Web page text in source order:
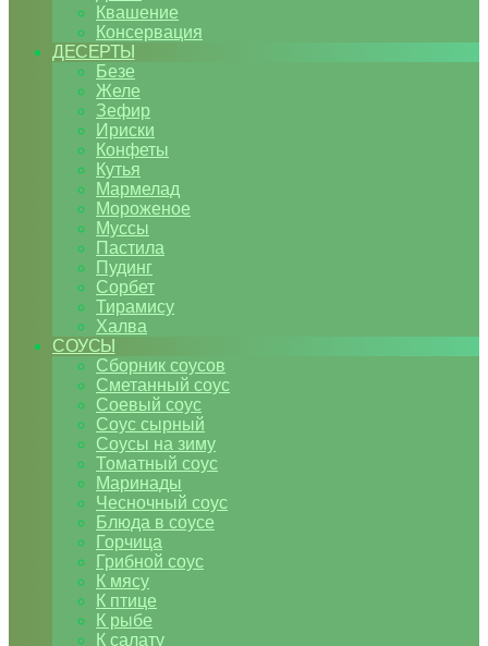
Квашение
Консервация
ДЕСЕРТЫ
Безе
Желе
Зефир
Ириски
Конфеты
Кутья
Мармелад
Мороженое
Муссы
Пастила
Пудинг
Сорбет
Тирамису
Халва
СОУСЫ
Сборник соусов
Сметанный соус
Соевый соус
Соус сырный
Соусы на зиму
Томатный соус
Маринады
Чесночный соус
Блюда в соусе
Горчица
Грибной соус
К мясу
К птице
К рыбе
К салату